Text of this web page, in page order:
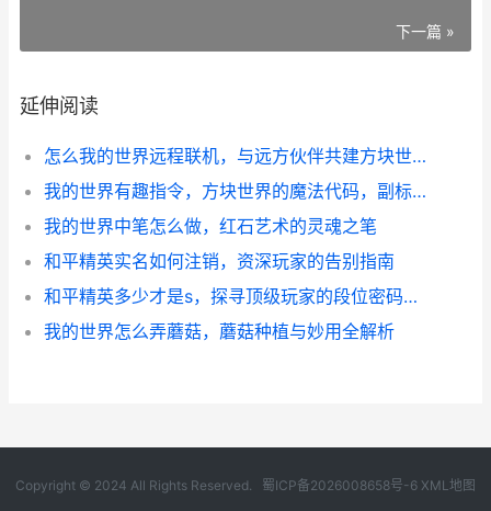
下一篇 »
延伸阅读
怎么我的世界远程联机，与远方伙伴共建方块世界的指南
我的世界有趣指令，方块世界的魔法代码，副标题，资深玩家的指令奇趣指南
我的世界中笔怎么做，红石艺术的灵魂之笔
和平精英实名如何注销，资深玩家的告别指南
和平精英多少才是s，探寻顶级玩家的段位密码，副标题，从数据到意识的全面解析
我的世界怎么弄蘑菇，蘑菇种植与妙用全解析
Copyright © 2024 All Rights Reserved. 蜀ICP备2026008658号-6 XML地图